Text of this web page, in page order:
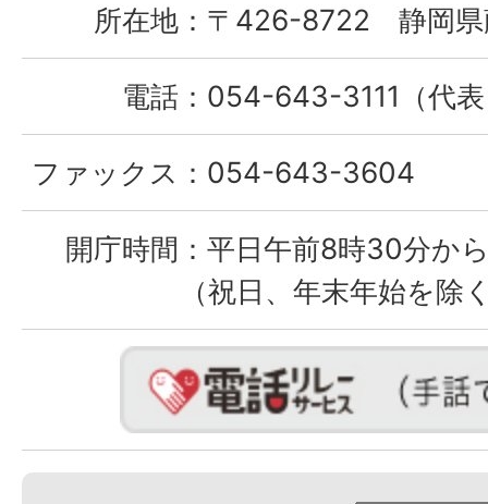
所在地： 〒426-8722 静岡県
電話： 054-643-3111（代
ファックス： 054-643-3604
開庁時間： 平日午前8時30分か
（祝日、年末年始を除